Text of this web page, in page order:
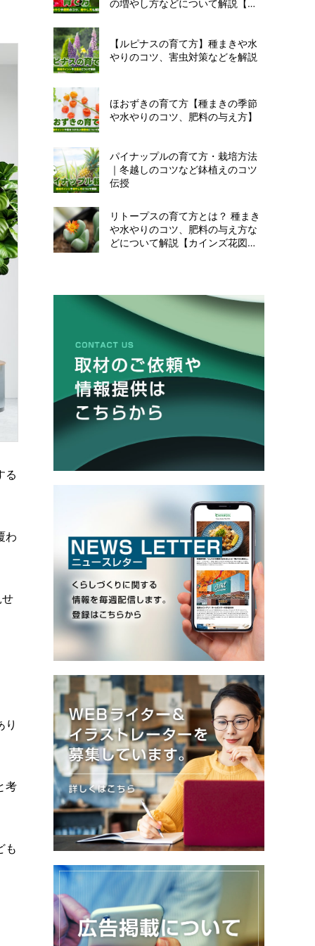
る
わ
り
考
も
の増やし方などについて解説【カ
【ルピナスの育て方】種まきや水
やりのコツ、害虫対策などを解説
ほおずきの育て方【種まきの季節
や水やりのコツ、肥料の与え方】
パイナップルの育て方・栽培方法
｜冬越しのコツなど鉢植えのコツ
伝授
リトープスの育て方とは？ 種まき
や水やりのコツ、肥料の与え方な
どについて解説【カインズ花図